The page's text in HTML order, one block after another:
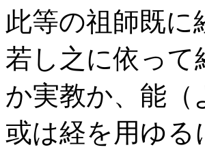
此等の祖師既
若し之に依って
か実教か、能（
或は経を用ゆる